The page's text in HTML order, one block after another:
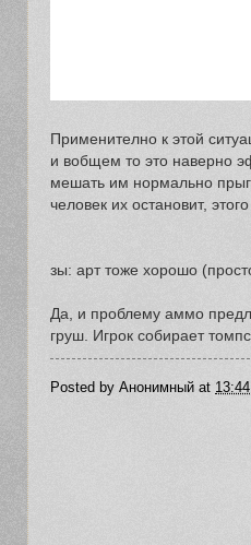
Применително к этой
и вобщем то это наверно
мешать им нормально
человек их остановит,
зы: арт тоже хорошо
Да, и проблему аммо
груш. Игрок собирает
Posted by Анонимный at 13:44